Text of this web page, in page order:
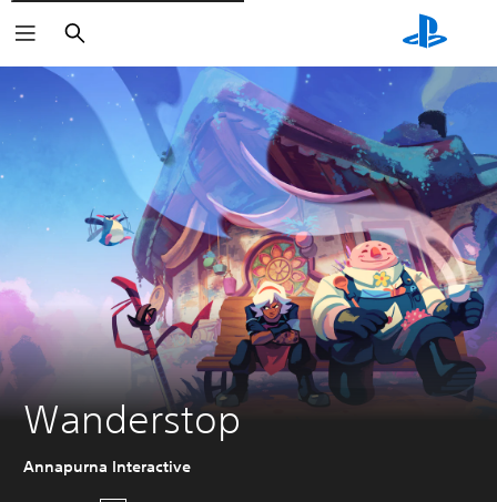
Rechercher
Wanderstop
Annapurna Interactive